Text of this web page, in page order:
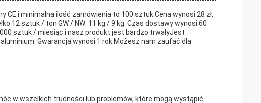
CE i minimalna ilość zamówienia to 100 sztuk.Cena wynosi 28 zł,
12 sztuk / ton GW / NW: 11 kg / 9 kg. Czas dostawy wynosi 60
sztuk / miesiąc i nasz produkt jest bardzo trwałyJest
Gwarancja wynosi 1 rok.Możesz nam zaufać dla
w wszelkich trudności lub problemów, które mogą wystąpić